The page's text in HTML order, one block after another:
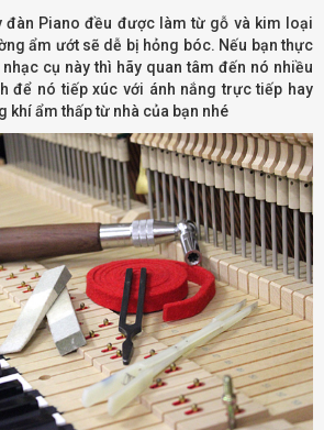
đàn Piano đều được làm từ gỗ và kim loại
ẩm ướt sẽ dễ bị hỏng bóc. Nếu bạn thực
cụ này thì hãy quan tâm đến nó nhiều
để nó tiếp xúc với ánh nắng trực tiếp hay
khí ẩm thấp từ nhà của bạn nhé